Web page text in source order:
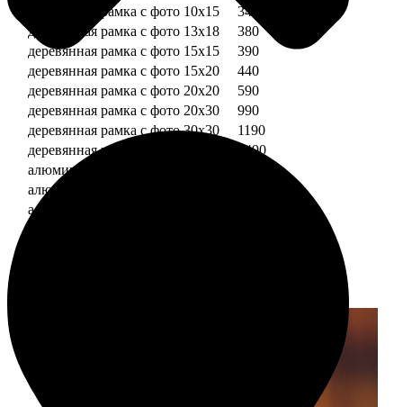
деревянная рамка с фото 10х15
340
деревянная рамка с фото 13х18
380
деревянная рамка с фото 15х15
390
деревянная рамка с фото 15х20
440
деревянная рамка с фото 20х20
590
деревянная рамка с фото 20х30
990
деревянная рамка с фото 30х30
1190
деревянная рамка с фото 30х40
1490
алюминиевая рамка с фото 10х15
алюминиевая рамка с фото 20х30
алюминиевая рамка с фото 30х40